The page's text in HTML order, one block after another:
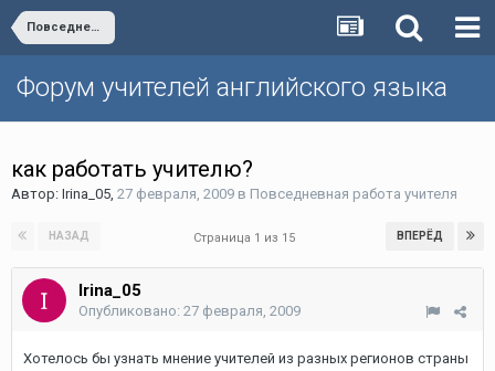
Повседневная работа учителя
Форум учителей английского языка
как работать учителю?
Автор: Irina_05, 27 февраля, 2009 в Повседневная работа учителя
НАЗАД ВПЕРЁД
Страница 1 из 15
Irina_05
Опубликовано: 27 февраля, 2009
Хотелось бы узнать мнение учителей из разных регионов страны